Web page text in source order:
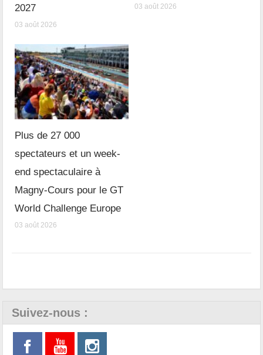
2027
03 août 2026
03 août 2026
Plus de 27 000
spectateurs et un week-
end spectaculaire à
Magny-Cours pour le GT
World Challenge Europe
03 août 2026
Suivez-nous :